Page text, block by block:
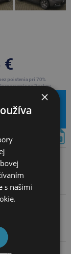
€
poistenia pri 70%
na 7 rokov
×
s našimi